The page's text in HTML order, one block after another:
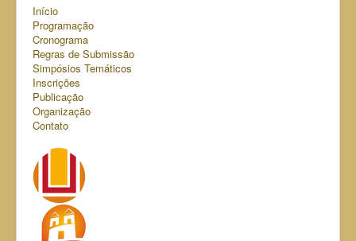
Início
Programação
Cronograma
Regras de Submissão
Simpósios Temáticos
Inscrições
Publicação
Organização
Contato